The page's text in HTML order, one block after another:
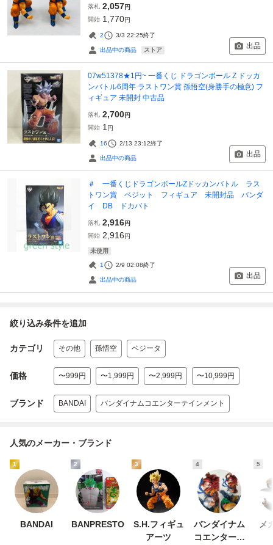
落札 2,057円
開始 1,770円
2 3/3 22:25終了
出品中の商品 ストア 出品
07w51378★1円~ 一番くじ ドラゴンボール Z ドッカ
ンバトル6周年 ラストワン賞 孫悟空(身勝手の極意) フ
ィギュア 未開封 中古品
落札 2,700円
開始 1 円
16 2/13 23:12終了
出品中の商品 出品
＃ 一番くじドラゴンボールZドッカンバトル ラス
トワン賞 ベジット フィギュア 未開封品 バンダ
イ DB ドカバト
落札 2,916円
開始 2,916円
未使用
1 2/9 02:08終了
出品中の商品 出品
絞り込み条件を追加
カテゴリ その他 孫悟空 ベジータ
価格 〜999円 〜1,999円 〜2,999円 〜10,999円
ブランド BANDAI バンダイナムコエンターテインメント
人気のメーカー・ブランド
1
BANDAI
2
BANPRESTO
3
S.H.フィギュ
アーツ
4
バンダイナム
コエンターテ
5
メ